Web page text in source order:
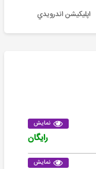
اپليکيشن اندرويدي
نمایش
رایگان
نمایش